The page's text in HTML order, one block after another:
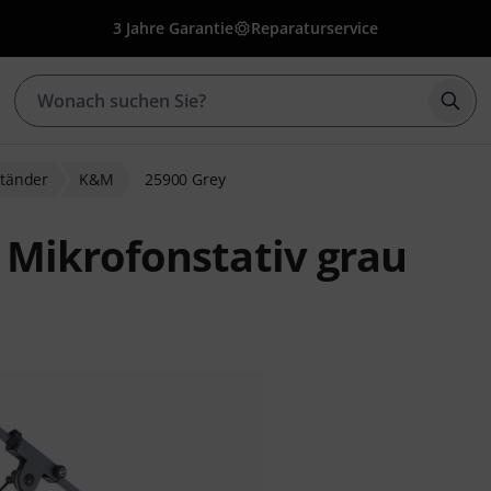
3 Jahre Garantie Reparaturservice
K&M 25900 Grey
Mikrofonstativ grau